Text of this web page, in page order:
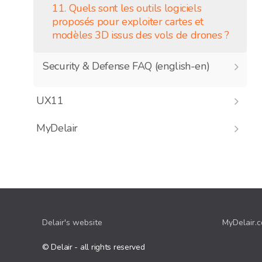
11. Quels sont les outils logiciels
proposés pour exploiter cartes et
modèles 3D issus des vols de drones ?
Security & Defense FAQ (english-en)
UX11
MyDelair
Delair's website
© Delair - all rights reserved